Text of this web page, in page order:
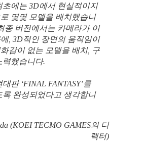
초에는 3D에서 현실적이지
몇몇 모델을 배치했습니
종 버전에서는 카메라가 이
, 3D적인 장면의 움직임이
감이 없는 모델을 배치, 구
력했습니다.
판 ‘FINAL FANTASY’를
록 완성되었다고 생각합니
(KOEI TECMO GAMES의 디
렉터)